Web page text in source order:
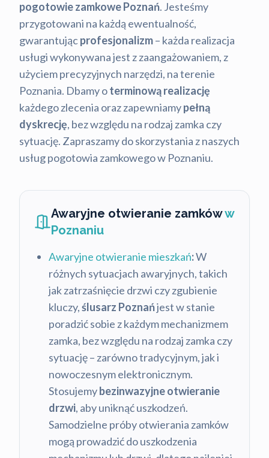
pogotowie zamkowe Poznań. Jesteśmy
przygotowani na każdą ewentualność,
gwarantującprofesjonalizm– każda realizacja
usługi wykonywana jest z zaangażowaniem, z
użyciem precyzyjnych narzędzi, na terenie
Poznania. Dbamy oterminową realizację
każdego zlecenia oraz zapewniamypełną
dyskrecję, bez względu na rodzaj zamka czy
sytuację. Zapraszamy do skorzystania z naszych
usług pogotowia zamkowego w Poznaniu.
Awaryjne otwieranie zamkóww
Poznaniu
Awaryjne otwieranie mieszkań:W
różnych sytuacjach awaryjnych, takich
jak zatrzaśnięcie drzwi czy zgubienie
kluczy,ślusarz Poznańjest w stanie
poradzić sobie z każdym mechanizmem
zamka, bez względu na rodzaj zamka czy
sytuację – zarówno tradycyjnym, jak i
nowoczesnym elektronicznym.
Stosujemybezinwazyjne otwieranie
drzwi, aby uniknąć uszkodzeń.
Samodzielne próby otwierania zamków
mogą prowadzić do uszkodzenia